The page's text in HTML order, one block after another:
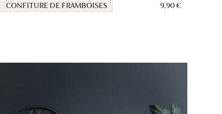
CONFITURE DE FRAMBOISES 9,90 €